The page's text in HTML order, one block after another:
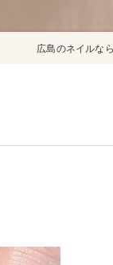
広島のネイルな